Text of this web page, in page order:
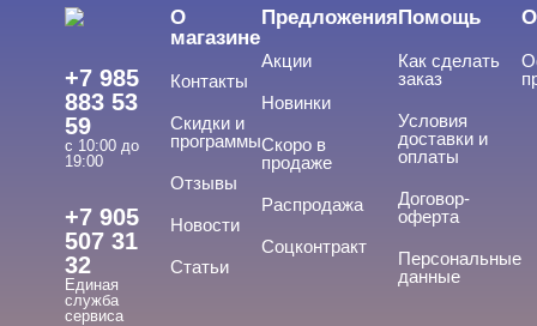
+7 985
883 53
59
с 10:00 до
19:00
+7 905
507 31
32
Единая
служба
сервиса
О
магазине
Контакты
Скидки и
программы
Отзывы
Новости
Статьи
Предложения
Акции
Новинки
Скоро в
продаже
Распродажа
Соцконтракт
Помощь
Как сделать
заказ
Условия
доставки и
оплаты
Договор-
оферта
Персональные
данные